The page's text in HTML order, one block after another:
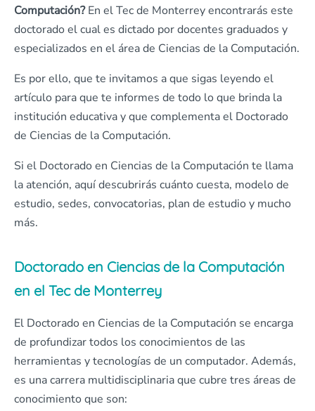
Computación?En el Tec de Monterrey encontrarás este
doctorado el cual es dictado por docentes graduados y
especializados en el área de Ciencias de la Computación.
Es por ello, que te invitamos a que sigas leyendo el
artículo para que te informes de todo lo que brinda la
institución educativa y que complementa el Doctorado
de Ciencias de la Computación.
Si el Doctorado en Ciencias de la Computación te llama
la atención, aquí descubrirás cuánto cuesta, modelo de
estudio, sedes, convocatorias, plan de estudio y mucho
más.
Doctorado en Ciencias de la Computación
en el Tec de Monterrey
El Doctorado en Ciencias de la Computación se encarga
de profundizar todos los conocimientos de las
herramientas y tecnologías de un computador. Además,
es una carrera multidisciplinaria que cubre tres áreas de
conocimiento que son: